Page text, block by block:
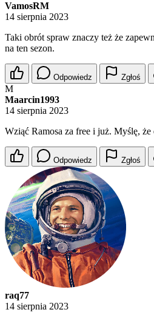
VamosRM
14 sierpnia 2023
Taki obrót spraw znaczy też że
na ten sezon.
Odpowiedz Zgłoś
M
Maarcin1993
14 sierpnia 2023
Wziąć Ramosa za free i już. Myślę,
Odpowiedz Zgłoś
raq77
14 sierpnia 2023